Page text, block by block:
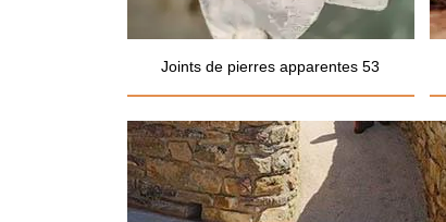
Joints de pierres apparentes 53